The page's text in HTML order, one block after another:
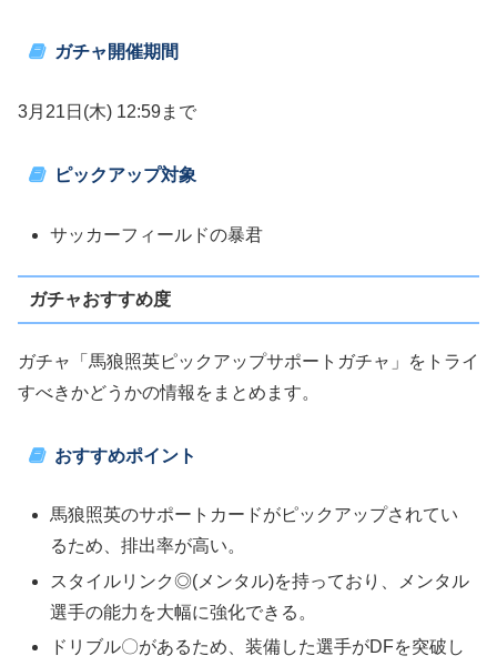
ガチャ開催期間
3月21日(木) 12:59まで
ピックアップ対象
サッカーフィールドの暴君
ガチャおすすめ度
ガチャ「馬狼照英ピックアップサポートガチャ」をトライ
すべきかどうかの情報をまとめます。
おすすめポイント
馬狼照英のサポートカードがピックアップされてい
るため、排出率が高い。
スタイルリンク◎(メンタル)を持っており、メンタル
選手の能力を大幅に強化できる。
ドリブル〇があるため、装備した選手がDFを突破し